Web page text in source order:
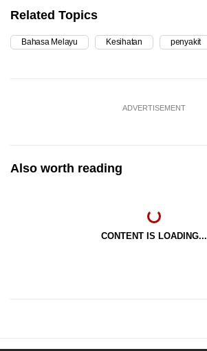
Related Topics
Bahasa Melayu Kesihatan penyakit
ADVERTISEMENT
Also worth reading
CONTENT IS LOADING...